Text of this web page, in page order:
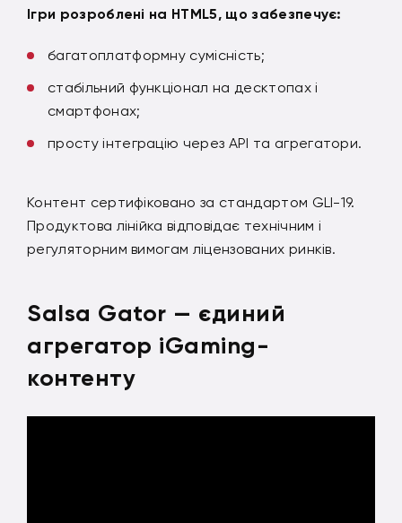
Ігри розроблені на HTML5, що забезпечує:
багатоплатформну сумісність;
стабільний функціонал на десктопах і
смартфонах;
просту інтеграцію через API та агрегатори.
Контент сертифіковано за стандартом GLI-19.
Продуктова лінійка відповідає технічним і
регуляторним вимогам ліцензованих ринків.
Salsa Gator — єдиний
агрегатор iGaming-
контенту